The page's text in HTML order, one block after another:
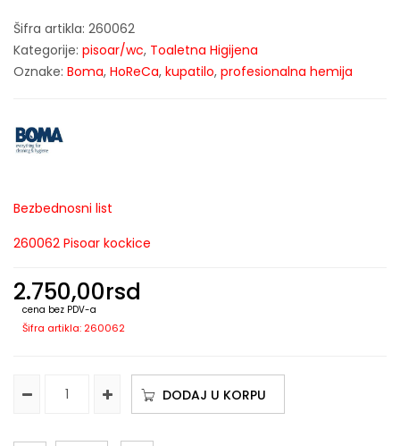
Šifra artikla: 260062
Kategorije: pisoar/wc, Toaletna Higijena
Oznake: Boma, HoReCa, kupatilo, profesionalna hemija
Bezbednosni list
260062 Pisoar kockice
2.750,00rsd
cena bez PDV-a
Šifra artikla: 260062
DODAJ U KORPU